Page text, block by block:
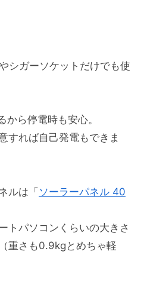
シガーソケットだけでも使
から停電時も安心。
すれば自己発電もできま
ルは「ソーラーパネル 40
トパソコンくらいの大きさ
重さも0.9kgとめちゃ軽